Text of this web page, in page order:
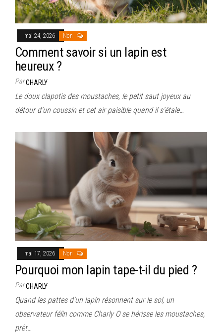
mai 24, 2026 Non
Comment savoir si un lapin est
heureux ?
ParCHARLY
Le doux clapotis des moustaches, le petit saut joyeux au
détour d’un coussin et cet air paisible quand il s’étale…
mai 17, 2026 Non
Pourquoi mon lapin tape-t-il du pied ?
ParCHARLY
Quand les pattes d’un lapin résonnent sur le sol, un
observateur félin comme Charly O se hérisse les moustaches,
prêt…